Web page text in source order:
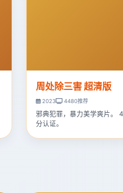
周处除三害 超清版
2023 4480推荐
邪典犯罪，暴力美学爽片。
分认证。